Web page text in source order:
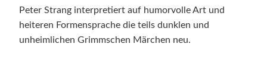
Peter Strang interpretiert auf humorvolle Art und
heiteren Formensprache die teils dunklen und
unheimlichen Grimmschen Märchen neu.